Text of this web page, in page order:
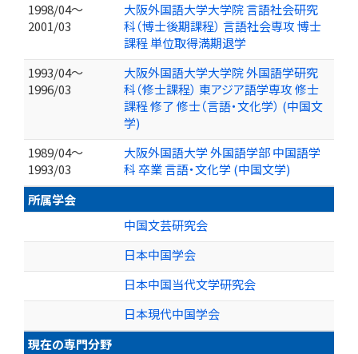
1998/04～
2001/03
大阪外国語大学大学院 言語社会研究
科（博士後期課程） 言語社会専攻 博士
課程 単位取得満期退学
1993/04～
1996/03
大阪外国語大学大学院 外国語学研究
科（修士課程） 東アジア語学専攻 修士
課程 修了 修士（言語・文化学） (中国文
学)
1989/04～
1993/03
大阪外国語大学 外国語学部 中国語学
科 卒業 言語・文化学 (中国文学)
所属学会
中国文芸研究会
日本中国学会
日本中国当代文学研究会
日本現代中国学会
現在の専門分野